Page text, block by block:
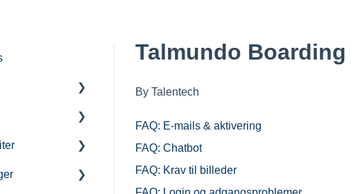
Talmundo Boarding
By Talentech
FAQ: E-mails & aktivering
FAQ: Chatbot
FAQ: Krav til billeder
services in
with ReachMee
jobs